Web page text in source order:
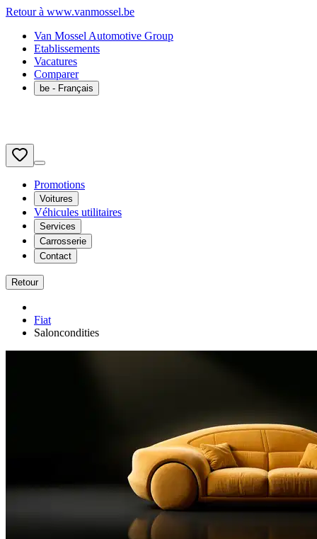
Retour à www.vanmossel.be
Van Mossel Automotive Group
Etablissements
Vacatures
Comparer
be - Français
Promotions
Voitures
Véhicules utilitaires
Services
Carrosserie
Contact
Retour
Fiat
Saloncondities